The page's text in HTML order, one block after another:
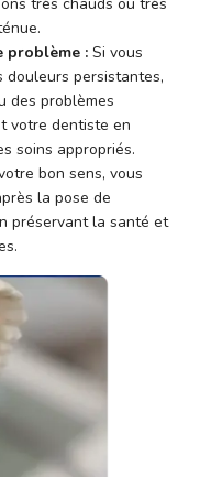
problème : Si vous
douleurs persistantes,
des problèmes
votre dentiste en
soins appropriés.
bon sens, vous
la pose de
préservant la santé et